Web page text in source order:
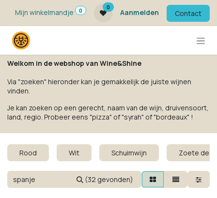
Mijn winkelmandje
0
0
Aanmelden Contact
Welkom in de webshop van Wine&Shine
Via "zoeken" hieronder kan je gemakkelijk de juiste wijnen
vinden.
Je kan zoeken op een gerecht, naam van de wijn, druivensoort,
land, regio. Probeer eens "pizza" of "syrah" of "bordeaux" !
Rood Wit Schuimwijn Zoete
(32 gevonden)